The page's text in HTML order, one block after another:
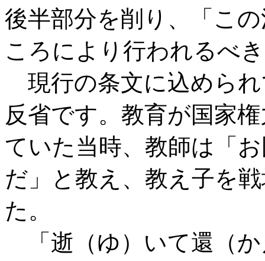
後半部分を削り、「こ
ころにより行われるべ
現行の条文に込めら
反省です。教育が国家
ていた当時、教師は「
だ」と教え、教え子を
た。
「逝（ゆ）いて還（